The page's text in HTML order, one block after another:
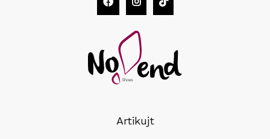
Artikujt